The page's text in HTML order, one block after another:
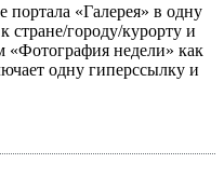
портала «Галерея» в одну
стране/городу/курорту и
«Фотография недели» как
одну гиперссылку и